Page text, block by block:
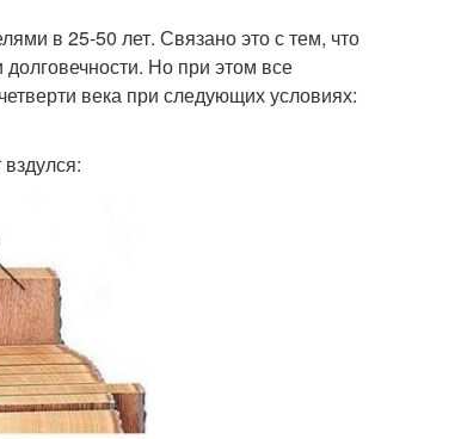
в 25-50 лет. Связано это с тем, что
Но при этом все
века при следующих условиях: